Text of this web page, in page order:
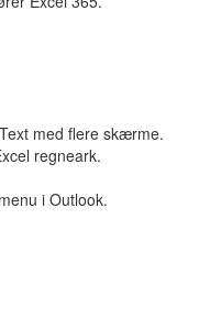
med flere skærme.
regneark.
i Outlook.